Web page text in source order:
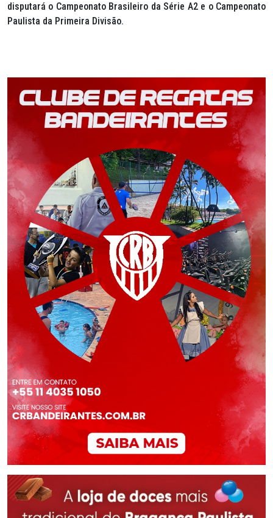
disputará o Campeonato Brasileiro da Série A2 e o Campeonato
Paulista da Primeira Divisão.